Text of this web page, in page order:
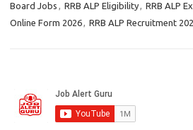
Board Jobs , RRB ALP Eligibility, RRB ALP
Online Form 2026, RRB ALP Recruitment